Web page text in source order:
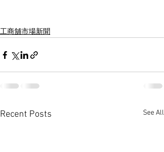
工商舖市場新聞
Recent Posts See All